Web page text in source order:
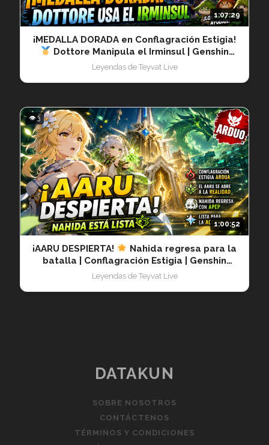
1:07:29
Dottore Manipula el Irminsul | Genshin
Impact 20260604
Leyendas de Teyvat Live
1:00:52
👁 3
¡AARU DESPIERTA!
Nahida regresa para la
batalla | Conflagración Estigia | Genshin
Impact 20260603
Leyendas de Teyvat Live
DATAKUN
SOBRE NOSOTROS
CONTÁCTENOS
TÉRMINOS Y CONDICIONES